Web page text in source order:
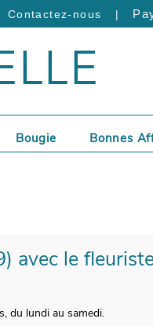
Contactez-nous |
Bougie Bonnes
avec le
du lundi au samedi.